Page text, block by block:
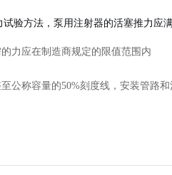
试验方法，泵用注射器的活塞推力应
力应在制造商规定的限值范围内
公称容量的50%刻度线，安装管路